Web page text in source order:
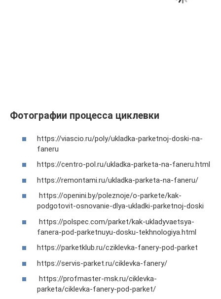
Фотографии процесса циклевки
https://viascio.ru/poly/ukladka-parketnoj-doski-na-
faneru
https://centro-pol.ru/ukladka-parketa-na-faneru.html
https://remontami.ru/ukladka-parketa-na-faneru/
https://openini.by/poleznoje/o-parkete/kak-
podgotovit-osnovanie-dlya-ukladki-parketnoj-doski
https://polspec.com/parket/kak-ukladyvaetsya-
fanera-pod-parketnuyu-dosku-tekhnologiya.html
https://parketklub.ru/cziklevka-fanery-pod-parket
https://servis-parket.ru/ciklevka-fanery/
https://profmaster-msk.ru/ciklevka-
parketa/ciklevka-fanery-pod-parket/